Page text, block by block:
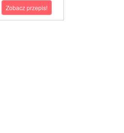
Zobacz przepis!